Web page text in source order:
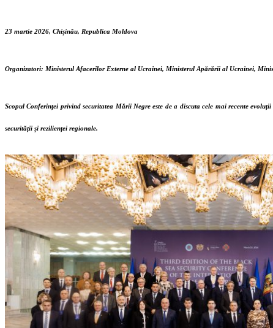
23 martie 2026, Chișinău, Republica Moldova
Organizatori: Ministerul Afacerilor Externe al Ucrainei, Ministerul Apărării al Ucrainei,
Scopul Conferinței privind securitatea Mării Negre este de a discuta cele mai recente
securității și rezilienței regionale.